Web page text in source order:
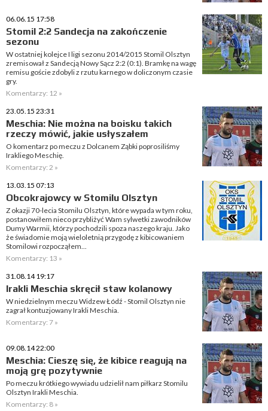
06.06.15 17:58
Stomil 2:2 Sandecja na zakończenie
sezonu
W ostatniej kolejce I ligi sezonu 2014/2015 Stomil Olsztyn
zremisował z Sandecją Nowy Sącz 2:2 (0:1). Bramkę na wagę
remisu goście zdobyli z rzutu karnego w doliczonym czasie
gry.
Komentarzy: 12 »
23.05.15 23:31
Meschia: Nie można na boisku takich
rzeczy mówić, jakie usłyszałem
O komentarz po meczu z Dolcanem Ząbki poprosiliśmy
Irakliego Meschię.
Komentarzy: 2 »
13.03.15 07:13
Obcokrajowcy w Stomilu Olsztyn
Z okazji 70-lecia Stomilu Olsztyn, które wypada w tym roku,
postanowiłem nieco przybliżyć Wam sylwetki zawodników
Dumy Warmii, którzy pochodzili spoza naszego kraju. Jako
że świadomie moją wieloletnią przygodę z kibicowaniem
Stomilowi rozpocząłem...
Komentarzy: 13 »
31.08.14 19:17
Irakli Meschia skręcił staw kolanowy
W niedzielnym meczu Widzew Łódź - Stomil Olsztyn nie
zagrał kontuzjowany Irakli Meschia.
Komentarzy: 7 »
09.08.14 22:00
Meschia: Cieszę się, że kibice reagują na
moją grę pozytywnie
Po meczu krótkiego wywiadu udzielił nam piłkarz Stomilu
Olsztyn Irakli Meschia.
Komentarzy: 8 »